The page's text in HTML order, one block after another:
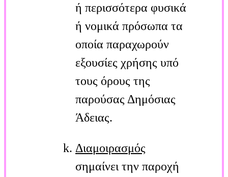
ή περισσότερα φυσικά
ή νομικά πρόσωπα τα
οποία παραχωρούν
εξουσίες χρήσης υπό
τους όρους της
παρούσας Δημόσιας
Άδειας.
Διαμοιρασμός
σημαίνει την παροχή